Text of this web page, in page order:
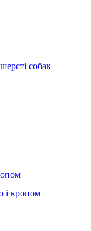
собак
і кропом